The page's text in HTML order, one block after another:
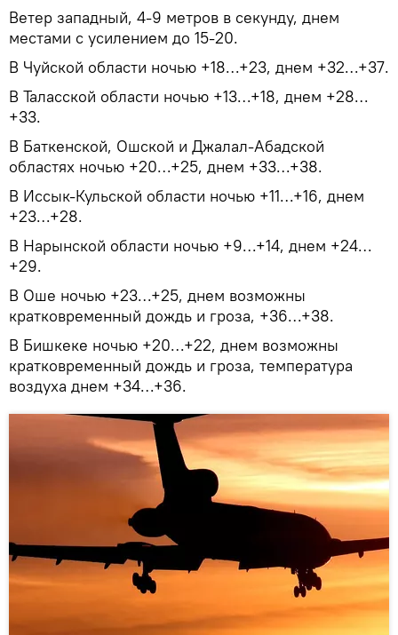
Ветер западный, 4-9 метров в секунду, днем
местами с усилением до 15-20.
В Чуйской области ночью +18…+23, днем +32…+37.
В Таласской области ночью +13…+18, днем +28…
+33.
В Баткенской, Ошской и Джалал-Абадской
областях ночью +20…+25, днем +33…+38.
В Иссык-Кульской области ночью +11…+16, днем
+23…+28.
В Нарынской области ночью +9…+14, днем +24…
+29.
В Оше ночью +23…+25, днем возможны
кратковременный дождь и гроза, +36…+38.
В Бишкеке ночью +20…+22, днем возможны
кратковременный дождь и гроза, температура
воздуха днем +34…+36.